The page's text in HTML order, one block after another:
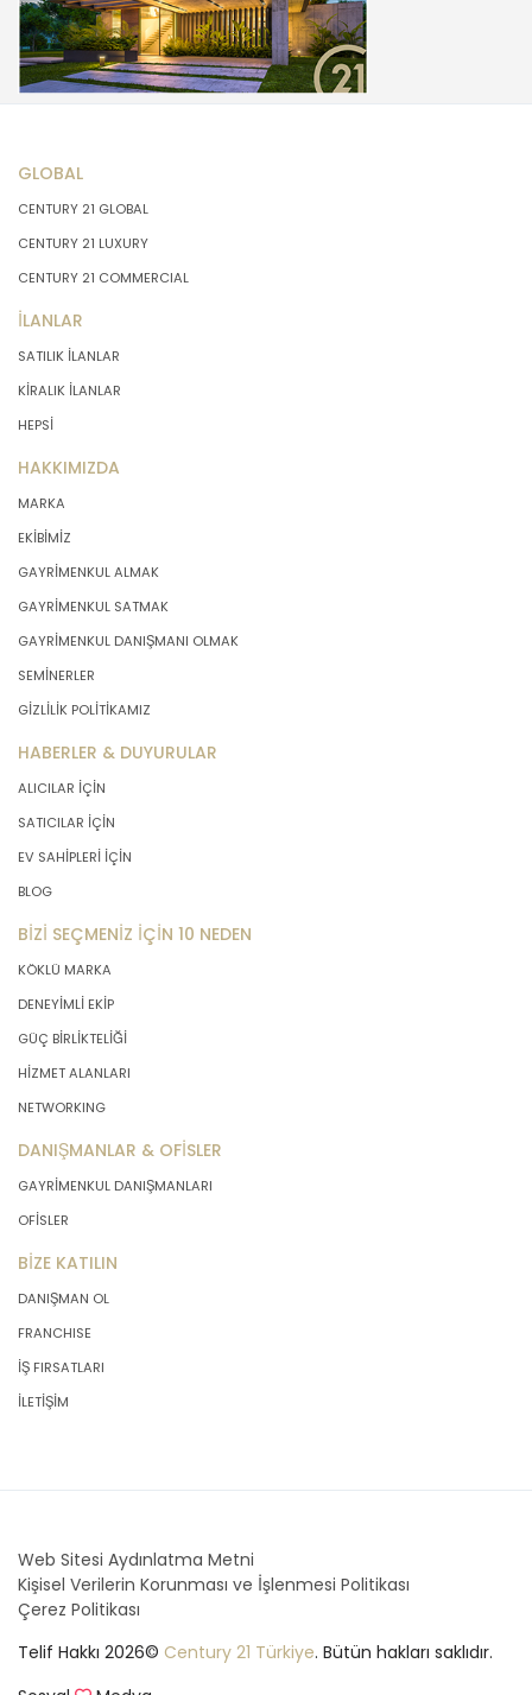
GLOBAL
CENTURY 21 GLOBAL
CENTURY 21 LUXURY
CENTURY 21 COMMERCIAL
İLANLAR
SATILIK İLANLAR
KİRALIK İLANLAR
HEPSİ
HAKKIMIZDA
MARKA
EKİBİMİZ
GAYRİMENKUL ALMAK
GAYRİMENKUL SATMAK
GAYRİMENKUL DANIŞMANI OLMAK
SEMİNERLER
GİZLİLİK POLİTİKAMIZ
HABERLER & DUYURULAR
ALICILAR İÇİN
SATICILAR İÇİN
EV SAHİPLERİ İÇİN
BLOG
BİZİ SEÇMENİZ İÇİN 10 NEDEN
KÖKLÜ MARKA
DENEYİMLİ EKİP
GÜÇ BİRLİKTELİĞİ
HİZMET ALANLARI
NETWORKING
DANIŞMANLAR & OFİSLER
GAYRİMENKUL DANIŞMANLARI
OFİSLER
BİZE KATILIN
DANIŞMAN OL
FRANCHISE
İŞ FIRSATLARI
İLETİŞİM
Web Sitesi Aydınlatma Metni
Kişisel Verilerin Korunması ve İşlenmesi Politikası
Çerez Politikası
Telif Hakkı 2026© Century 21 Türkiye. Bütün hakları saklıdır.